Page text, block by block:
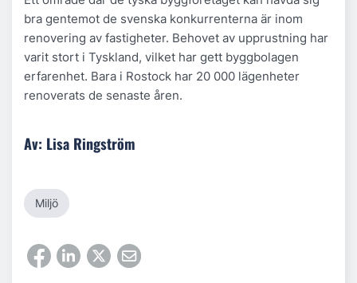
bra gentemot de svenska konkurrenterna är inom
renovering av fastigheter. Behovet av upprustning har
varit stort i Tyskland, vilket har gett byggbolagen
erfarenhet. Bara i Rostock har 20 000 lägenheter
renoverats de senaste åren.
Av: Lisa Ringström
Miljö